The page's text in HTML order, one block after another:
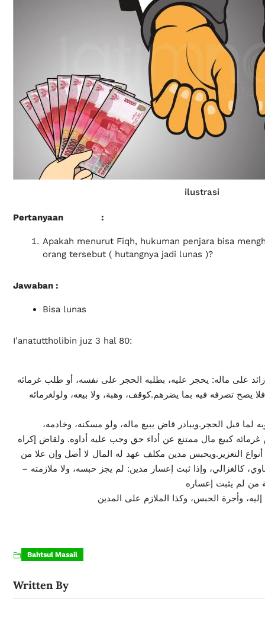
ilustrasi
Pertanyaan :
Apakah menurut Fiqh, hukuman penjara bisa
orang tersebut ( hutangnya jadi lunas )?
Jawaban :
Bisa lunas
I’anatuttholibin juz 3 hal 80:
على ماله: يحجر عليه، بطلبه الحجر على نفسه، أو طلب غرمائه
يصح تصرفه فيه بما يضرهم.كوقف، وهبة، ولا بيعه، ولولغرمائه
لما قبل الحجر.ويبادر قاض يبيع ماله، ولو مسكنه، وخادمه،
كبيع مال ممتنع عن أداء حق وجب عليه أداوه. ولقاض إكراه
التعزير.ويحبس مدين مكلف عهد له المال لا أصل وإن علا من
كالغزالي، وإذا ثبت إعسار مدين: لم يجز حبسه، ولا ملازمته –
Bahtsul Masail
Written By